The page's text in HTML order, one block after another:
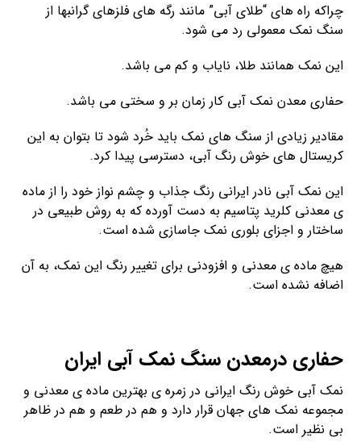
چراکه راه های “طلای آبی” مانند رگه های فلزهای گرانبها از
سنگ نمک معمولی رد می شود.
این نمک همانند طلا، نایاب و کم می باشد.
حفاری معدن نمک آبی کار زمان بر و سختی می باشد.
مقادیر زیادی از سنگ های نمک باید خُرد شود تا بتوان به این
کریستال های خوش رنگ آبی، دسترسی پیدا کرد.
این نمک آبی نادر ایرانی رنگ جذاب و چشم نواز خود را از ماده
ی معدنی کلرید پتاسیم به دست آورده که به روش طبیعی در
ساختار و اجزای بلوری نمک جاسازی شده است.
هیچ ماده ی معدنی و افزودنی برای تغییر رنگ این نمک، به آن
اضافه نشده است.
حفاری درمعدن سنگ نمک آبی ایران
نمک آبی خوش رنگ ایرانی در زمره ی بهترین ماده ی معدنی و
مجموعه نمک های جهان قرار دارد و هم در طعم و هم در ظاهر
بی نظیر است.